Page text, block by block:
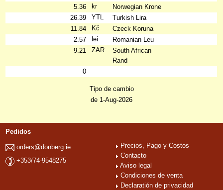
5.36
kr
Norwegian Krone
26.39
YTL
Turkish Lira
11.84
Kč
Czeck Koruna
2.57
lei
Romanian Leu
9.21
ZAR
South African
Rand
0
Tipo de cambio
de 1-Aug-2026
Pedidos
orders@donberg.ie
+353/74-9548275
Precios, Pago y Costos
Contacto
Aviso legal
Condiciones de venta
Declaratión de privacidad